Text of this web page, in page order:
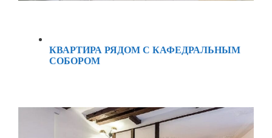
КВАРТИРА РЯДОМ С КАФЕДРАЛЬНЫМ
СОБОРОМ